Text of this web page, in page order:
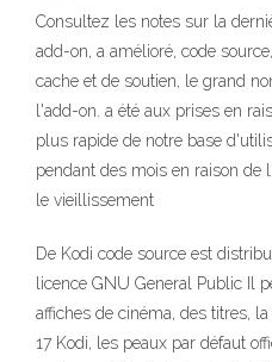
Consultez les notes sur la
add-on, a amélioré, code
cache et de soutien, le grand
l'add-on. a été aux prises en
plus rapide de notre base
pendant des mois en raison de
le vieillissement
De Kodi code source est
licence GNU General Public Il
affiches de cinéma, des titres,
17 Kodi, les peaux par défaut